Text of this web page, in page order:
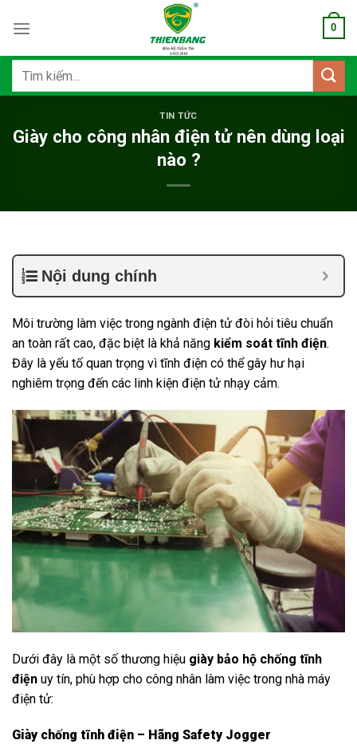
qua
dung
0
Tìm
TIN TỨC
Giày cho công nhân điện tử nên dùng loại
nào ?
Nội dung chính
Môi trường làm việc trong ngành điện tử đòi hỏi tiêu chuẩn
an toàn rất cao, đặc biệt là khả năng kiểm soát tĩnh điện.
Đây là yếu tố quan trọng vì tĩnh điện có thể gây hư hại
nghiêm trọng đến các linh kiện điện tử nhạy cảm.
Dưới đây là một số thương hiệu giày bảo hộ chống tĩnh
điện uy tín, phù hợp cho công nhân làm việc trong nhà máy
điện tử:
Giày chống tĩnh điện – Hãng Safety Jogger